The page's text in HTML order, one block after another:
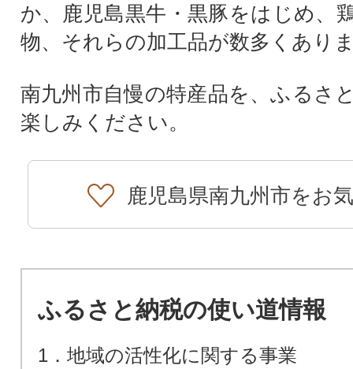
か、鹿児島黒牛・黒豚をはじめ、
物、それらの加工品が数多くあり
南九州市自慢の特産品を、ふるさ
楽しみください。
鹿児島県南九州市をお
ふるさと納税の使い道情報
1．地域の活性化に関する事業